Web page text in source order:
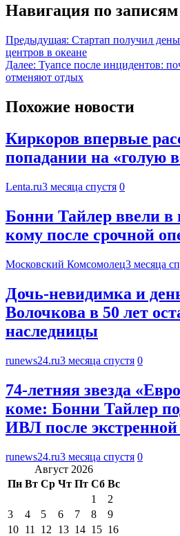
Навигация по записям
Предыдущая: Стартап получил
центров в океане
Далее: Туапсе после инцидентов:
отменяют отдых
Похожие новости
Киркоров впервые
попадании на «голую
Lenta.ru3 месяца спустя 0
Бонни Тайлер ввели в
кому после срочной
Московский Комсомолец3 месяца
Дочь-невидимка и
Волочкова в 50 лет
наследницы
runews24.ru3 месяца спустя 0
74-летняя звезда
коме: Бонни Тайлер
ИВЛ после
runews24.ru3 месяца спустя 0
Август 2026
Пн Вт Ср Чт Пт Сб Вс
1
2
3
4 5 6 7 8
9
10 11 12 13 14 15 16